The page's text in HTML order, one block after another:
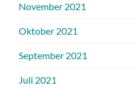
November 2021
Oktober 2021
September 2021
Juli 2021